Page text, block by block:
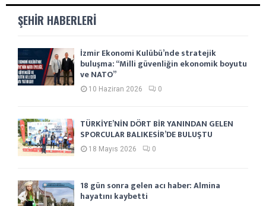
ŞEHIR HABERLERI
İzmir Ekonomi Kulübü’nde stratejik
buluşma: “Milli güvenliğin ekonomik boyutu
ve NATO”
10 Haziran 2026 0
TÜRKİYE’NİN DÖRT BİR YANINDAN GELEN
SPORCULAR BALIKESİR’DE BULUŞTU
18 Mayıs 2026 0
18 gün sonra gelen acı haber: Almina
hayatını kaybetti